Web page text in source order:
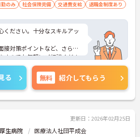
勤のみ 社会保険完備 交通費支給 退職金制度あり
ください。十分なスキルアッ
接対策ポイントなど、さらに
すのでお気軽にご相談くださ
る 無料 紹介してもらう
更新日：2026年02月25日
生病院 医療法人社団平成会